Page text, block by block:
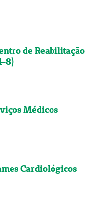
de Reabilitação
8)
Médicos
Cardiológicos